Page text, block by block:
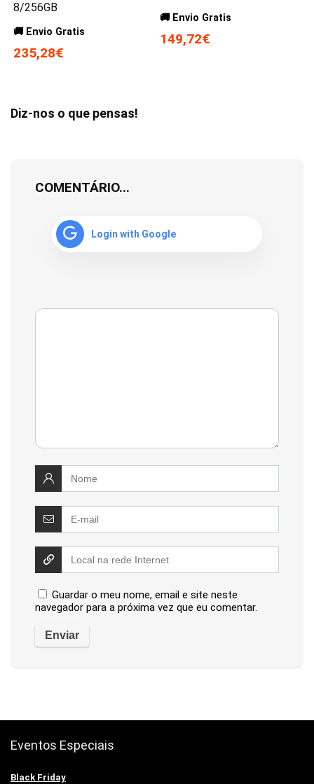
8/256GB
🚚 Envio Gratis
235,28€
🚚 Envio Gratis
149,72€
Diz-nos o que pensas!
COMENTÁRIO...
Login with Google
Guardar o meu nome, email e site neste
navegador para a próxima vez que eu comentar.
Eventos Especiais
Black Friday